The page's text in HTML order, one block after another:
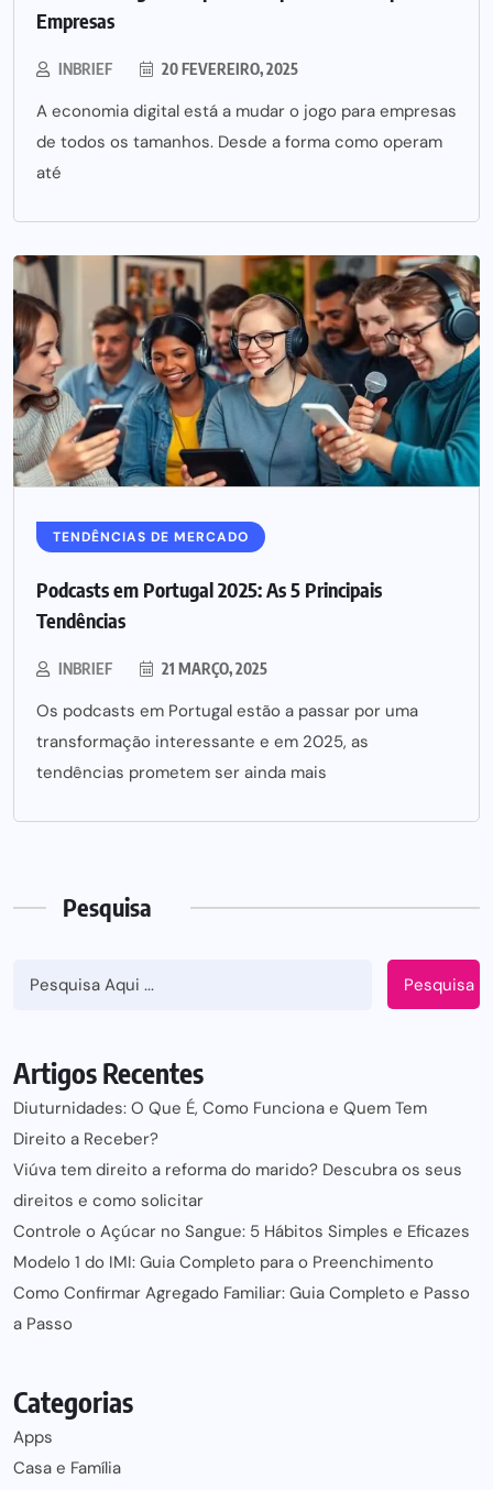
Empresas
INBRIEF 20 FEVEREIRO, 2025
A economia digital está a mudar o jogo para empresas
de todos os tamanhos. Desde a forma como operam
até
TENDÊNCIAS DE MERCADO
Podcasts em Portugal 2025: As 5 Principais
Tendências
INBRIEF 21 MARÇO, 2025
Os podcasts em Portugal estão a passar por uma
transformação interessante e em 2025, as
tendências prometem ser ainda mais
Pesquisa
Pesquisa
Artigos Recentes
Diuturnidades: O Que É, Como Funciona e Quem Tem
Direito a Receber?
Viúva tem direito a reforma do marido? Descubra os seus
direitos e como solicitar
Controle o Açúcar no Sangue: 5 Hábitos Simples e Eficazes
Modelo 1 do IMI: Guia Completo para o Preenchimento
Como Confirmar Agregado Familiar: Guia Completo e Passo
a Passo
Categorias
Apps
Casa e Família